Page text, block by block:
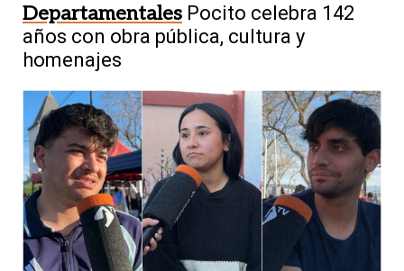
Departamentales Pocito celebra 142
años con obra pública, cultura y
homenajes